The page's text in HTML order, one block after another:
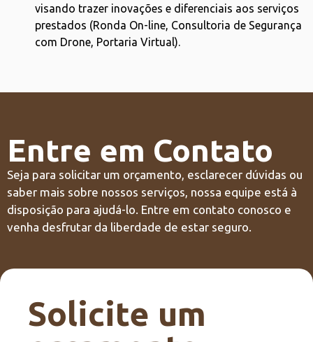
visando trazer inovações e diferenciais aos serviços
prestados (Ronda On-line, Consultoria de Segurança
com Drone, Portaria Virtual).
Entre em Contato
Seja para solicitar um orçamento, esclarecer dúvidas ou
saber mais sobre nossos serviços, nossa equipe está à
disposição para ajudá-lo. Entre em contato conosco e
venha desfrutar da liberdade de estar seguro.
Solicite um